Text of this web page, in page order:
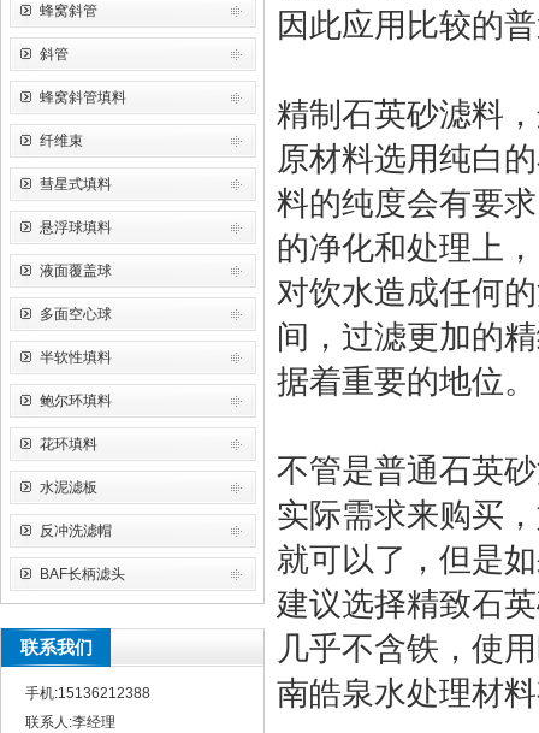
蜂窝斜管
斜管
蜂窝斜管填料
纤维束
彗星式填料
悬浮球填料
液面覆盖球
多面空心球
半软性填料
鲍尔环填料
花环填料
水泥滤板
反冲洗滤帽
BAF长柄滤头
联系我们
手机:15136212388
联系人:李经理
因此应用比较的
精制石英砂滤料
原材料选用纯白
料的纯度会有要
的净化和处理上
对饮水造成任何
间，过滤更加的
据着重要的地位。
不管是普通石英
实际需求来购买
就可以了，但是
建议选择精致石
几乎不含铁，使
南皓泉水处理材